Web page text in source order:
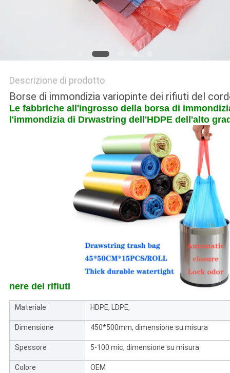
Descrizione di prodotto
Borse di immondizia variopinte dei rifiuti del
Le fabbriche all'ingrosso della borsa di
l'immondizia di Drwastring dell'HDPE dell'alto
nere dei rifiuti
Materiale HDPE, LDPE,
Dimensione 450*500mm, dimensione su misura
Spessore 5-100 mic, dimensione su misura
Colore OEM